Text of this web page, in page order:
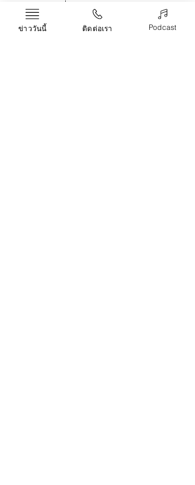
และตรวจสอบสิ่งอำนวยความสะดวกและบริการ
ต่าง ๆ เท่านี้คุณก็จะได้ที่พักที่ถูกใจและคุ้มค่ากับ
เงินที่จ่ายไปอย่างแน่นอน
ข่าววันนี้ ติดต่อเรา Podcast